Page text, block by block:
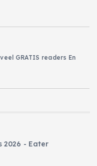
GRATIS readers En
2026 - Eater